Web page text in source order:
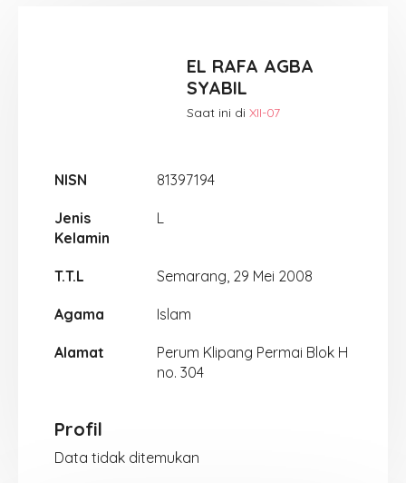
EL RAFA AGBA
SYABIL
Saat ini di XII-07
NISN 81397194
Jenis
Kelamin
L
T.T.L Semarang, 29 Mei 2008
Agama Islam
Alamat
Perum Klipang Permai Blok H
no. 304
Profil
Data tidak ditemukan